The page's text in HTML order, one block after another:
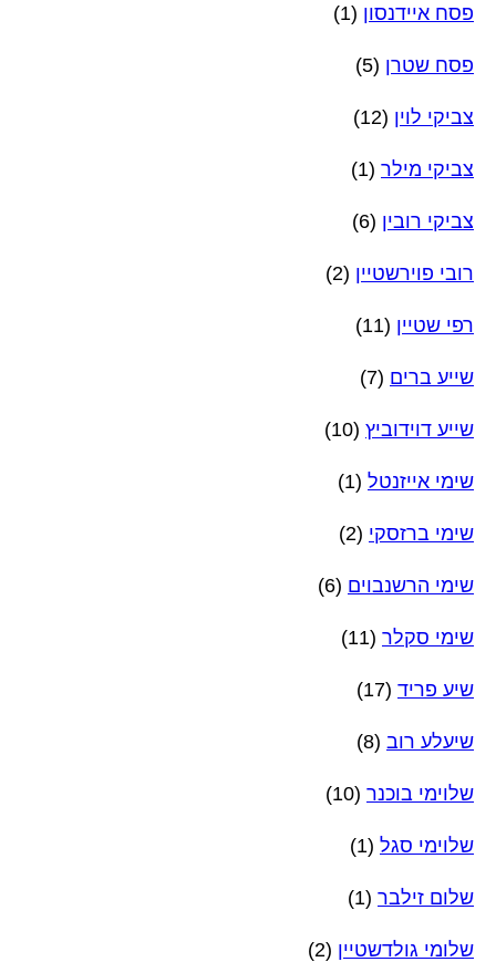
פסח איידנסון (1)
פסח שטרן (5)
צביקי לוין (12)
צביקי מילר (1)
צביקי רובין (6)
רובי פוירשטיין (2)
רפי שטיין (11)
שייע ברים (7)
שייע דוידוביץ (10)
שימי אייזנטל (1)
שימי ברזסקי (2)
שימי הרשנבוים (6)
שימי סקלר (11)
שיע פריד (17)
שיעלע רוב (8)
שלוימי בוכנר (10)
שלוימי סגל (1)
שלום זילבר (1)
שלומי גולדשטיין (2)